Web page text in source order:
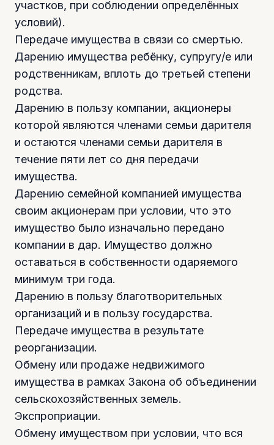
участков, при соблюдении определённых
условий).
Передаче имущества в связи со смертью.
Дарению имущества ребёнку, супругу/е или
родственникам, вплоть до третьей степени
родства.
Дарению в пользу компании, акционеры
которой являются членами семьи дарителя
и остаются членами семьи дарителя в
течение пяти лет со дня передачи
имущества.
Дарению семейной компанией имущества
своим акционерам при условии, что это
имущество было изначально передано
компании в дар. Имущество должно
оставаться в собственности одаряемого
минимум три года.
Дарению в пользу благотворительных
организаций и в пользу государства.
Передаче имущества в результате
реорганизации.
Обмену или продаже недвижимого
имущества в рамках Закона об объединении
сельскохозяйственных земель.
Экспроприации.
Обмену имуществом при условии, что вся